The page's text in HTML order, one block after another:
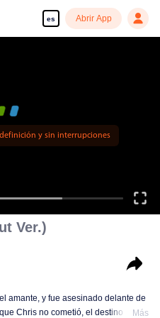
es Abrir App
y sin interrupciones
Ver.)
amante, y fue asesinado delante de
Chris no cometió, el destino le da
Más